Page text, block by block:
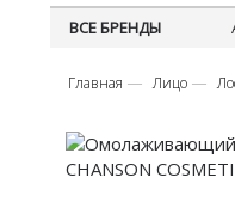
ВСЕ БРЕНДЫ
Главная Лицо